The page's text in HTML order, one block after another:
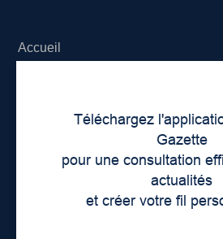
Téléchargez
Gazette
pour une consultation
actualités
et créer votre fil
Accueil
Déontologie et confidentialité
Devenir partenaire
Lieux de distribution